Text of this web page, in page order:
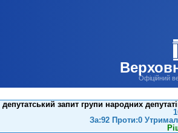
Офіційний
депутатський запит групи народних
За:92 Проти:0